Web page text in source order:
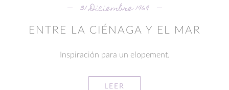
31 Diciembre 1969
ENTRE LA CIÉNAGA Y EL MAR
Inspiración para un elopement.
LEER